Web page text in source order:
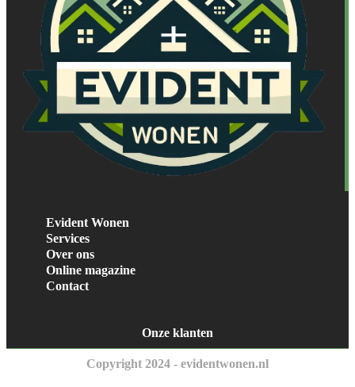
Evident Wonen
Services
Over ons
Online magazine
Contact
Onze klanten
Copyright 2024 - evidentwonen.nl